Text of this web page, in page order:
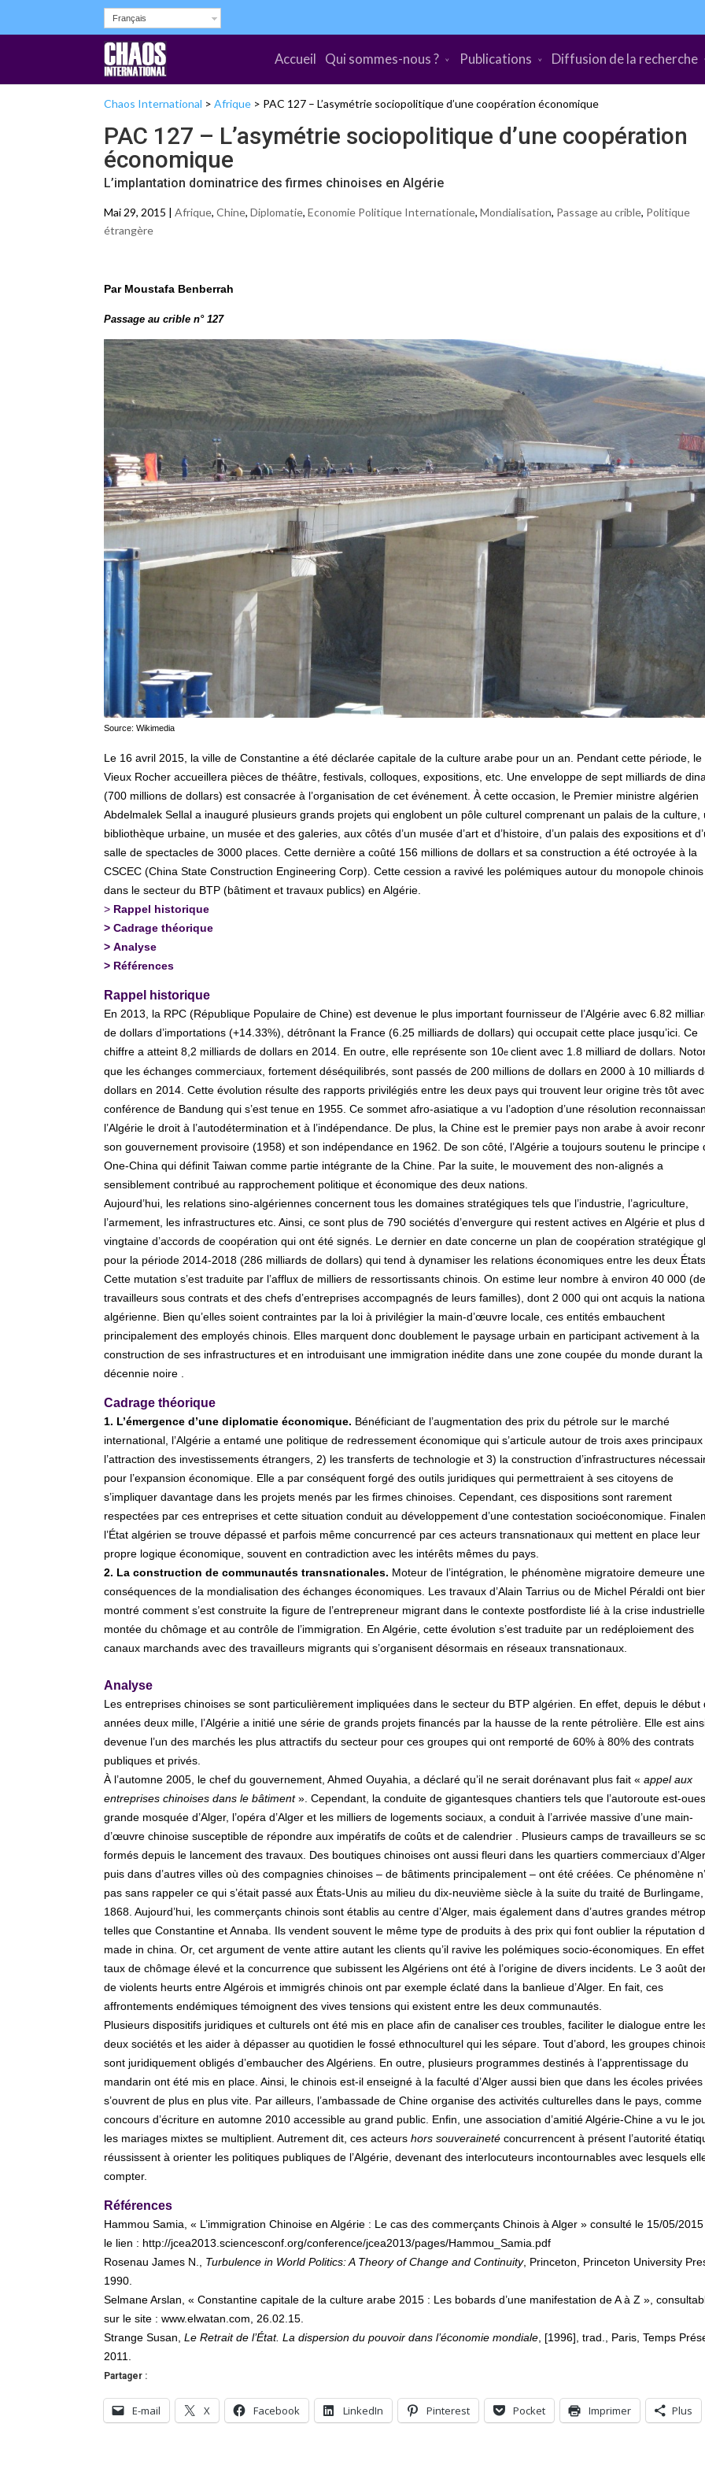
Français
Accueil Qui sommes-nous ? Publications Diffusion de la recherche
Chaos International > Afrique > PAC 127 – L’asymétrie sociopolitique d’une coopération économique
PAC 127 – L’asymétrie sociopolitique d’une coopération
économique
L’implantation dominatrice des firmes chinoises en Algérie
Mai 29, 2015 | Afrique, Chine, Diplomatie, Economie Politique Internationale, Mondialisation, Passage au crible, Politique
étrangère
Par Moustafa Benberrah
Passage au crible n° 127
Source: Wikimedia
Le 16 avril 2015, la ville de Constantine a été déclarée capitale de la culture arabe pour un an. Pendant cette période, le
Vieux Rocher accueillera pièces de théâtre, festivals, colloques, expositions, etc. Une enveloppe de sept milliards de
(700 millions de dollars) est consacrée à l’organisation de cet événement. À cette occasion, le Premier ministre algérien
Abdelmalek Sellal a inauguré plusieurs grands projets qui englobent un pôle culturel comprenant un palais de la culture,
bibliothèque urbaine, un musée et des galeries, aux côtés d’un musée d’art et d’histoire, d’un palais des expositions et
salle de spectacles de 3000 places. Cette dernière a coûté 156 millions de dollars et sa construction a été octroyée à la
CSCEC (China State Construction Engineering Corp). Cette cession a ravivé les polémiques autour du monopole chinois
dans le secteur du BTP (bâtiment et travaux publics) en Algérie.
> Rappel historique
> Cadrage théorique
> Analyse
> Références
Rappel historique
En 2013, la RPC (République Populaire de Chine) est devenue le plus important fournisseur de l’Algérie avec 6.82
de dollars d’importations (+14.33%), détrônant la France (6.25 milliards de dollars) qui occupait cette place jusqu’ici. Ce
chiffre a atteint 8,2 milliards de dollars en 2014. En outre, elle représente son 10e client avec 1.8 milliard de dollars.
que les échanges commerciaux, fortement déséquilibrés, sont passés de 200 millions de dollars en 2000 à 10 milliards
dollars en 2014. Cette évolution résulte des rapports privilégiés entre les deux pays qui trouvent leur origine très tôt
conférence de Bandung qui s’est tenue en 1955. Ce sommet afro-asiatique a vu l’adoption d’une résolution
l’Algérie le droit à l’autodétermination et à l’indépendance. De plus, la Chine est le premier pays non arabe à avoir
son gouvernement provisoire (1958) et son indépendance en 1962. De son côté, l’Algérie a toujours soutenu le principe
One-China qui définit Taiwan comme partie intégrante de la Chine. Par la suite, le mouvement des non-alignés a
sensiblement contribué au rapprochement politique et économique des deux nations.
Aujourd’hui, les relations sino-algériennes concernent tous les domaines stratégiques tels que l’industrie, l’agriculture,
l’armement, les infrastructures etc. Ainsi, ce sont plus de 790 sociétés d’envergure qui restent actives en Algérie et plus
vingtaine d’accords de coopération qui ont été signés. Le dernier en date concerne un plan de coopération stratégique
pour la période 2014-2018 (286 milliards de dollars) qui tend à dynamiser les relations économiques entre les deux États.
Cette mutation s’est traduite par l’afflux de milliers de ressortissants chinois. On estime leur nombre à environ 40 000
travailleurs sous contrats et des chefs d’entreprises accompagnés de leurs familles), dont 2 000 qui ont acquis la
algérienne. Bien qu’elles soient contraintes par la loi à privilégier la main-d’œuvre locale, ces entités embauchent
principalement des employés chinois. Elles marquent donc doublement le paysage urbain en participant activement à la
construction de ses infrastructures et en introduisant une immigration inédite dans une zone coupée du monde durant la
décennie noire .
Cadrage théorique
1. L’émergence d’une diplomatie économique. Bénéficiant de l’augmentation des prix du pétrole sur le marché
international, l’Algérie a entamé une politique de redressement économique qui s’articule autour de trois axes principaux
l’attraction des investissements étrangers, 2) les transferts de technologie et 3) la construction d’infrastructures
pour l’expansion économique. Elle a par conséquent forgé des outils juridiques qui permettraient à ses citoyens de
s’impliquer davantage dans les projets menés par les firmes chinoises. Cependant, ces dispositions sont rarement
respectées par ces entreprises et cette situation conduit au développement d’une contestation socioéconomique.
l’État algérien se trouve dépassé et parfois même concurrencé par ces acteurs transnationaux qui mettent en place leur
propre logique économique, souvent en contradiction avec les intérêts mêmes du pays.
2. La construction de communautés transnationales. Moteur de l’intégration, le phénomène migratoire demeure
conséquences de la mondialisation des échanges économiques. Les travaux d’Alain Tarrius ou de Michel Péraldi ont
montré comment s’est construite la figure de l’entrepreneur migrant dans le contexte postfordiste lié à la crise
montée du chômage et au contrôle de l’immigration. En Algérie, cette évolution s’est traduite par un redéploiement des
canaux marchands avec des travailleurs migrants qui s’organisent désormais en réseaux transnationaux.
Analyse
Les entreprises chinoises se sont particulièrement impliquées dans le secteur du BTP algérien. En effet, depuis le début
années deux mille, l’Algérie a initié une série de grands projets financés par la hausse de la rente pétrolière. Elle est
devenue l’un des marchés les plus attractifs du secteur pour ces groupes qui ont remporté de 60% à 80% des contrats
publiques et privés.
À l’automne 2005, le chef du gouvernement, Ahmed Ouyahia, a déclaré qu’il ne serait dorénavant plus fait « appel aux
entreprises chinoises dans le bâtiment». Cependant, la conduite de gigantesques chantiers tels que l’autoroute est-
grande mosquée d’Alger, l’opéra d’Alger et les milliers de logements sociaux, a conduit à l’arrivée massive d’une main-
d’œuvre chinoise susceptible de répondre aux impératifs de coûts et de calendrier . Plusieurs camps de travailleurs se
formés depuis le lancement des travaux. Des boutiques chinoises ont aussi fleuri dans les quartiers commerciaux d’Alger,
puis dans d’autres villes où des compagnies chinoises – de bâtiments principalement – ont été créées. Ce phénomène
pas sans rappeler ce qui s’était passé aux États-Unis au milieu du dix-neuvième siècle à la suite du traité de
1868. Aujourd’hui, les commerçants chinois sont établis au centre d’Alger, mais également dans d’autres grandes
telles que Constantine et Annaba. Ils vendent souvent le même type de produits à des prix qui font oublier la réputation
made in china. Or, cet argument de vente attire autant les clients qu’il ravive les polémiques socio-économiques. En
taux de chômage élevé et la concurrence que subissent les Algériens ont été à l’origine de divers incidents. Le 3 août
de violents heurts entre Algérois et immigrés chinois ont par exemple éclaté dans la banlieue d’Alger. En fait, ces
affrontements endémiques témoignent des vives tensions qui existent entre les deux communautés.
Plusieurs dispositifs juridiques et culturels ont été mis en place afin de canaliserces troubles, faciliter le dialogue entre
deux sociétés et les aider à dépasser au quotidien le fossé ethnoculturel qui les sépare. Tout d’abord, les groupes
sont juridiquement obligés d’embaucher des Algériens. En outre, plusieurs programmes destinés à l’apprentissage du
mandarin ont été mis en place. Ainsi, le chinois est-il enseigné à la faculté d’Alger aussi bien que dans les écoles privées
s’ouvrent de plus en plus vite. Par ailleurs, l’ambassade de Chine organise des activités culturelles dans le pays, comme
concours d’écriture en automne 2010 accessible au grand public. Enfin, une association d’amitié Algérie-Chine a vu le
les mariages mixtes se multiplient. Autrement dit, ces acteurs hors souveraineté concurrencent à présent l’autorité
réussissent à orienter les politiques publiques de l’Algérie, devenant des interlocuteurs incontournables avec lesquels
compter.
Références
Hammou Samia, « L’immigration Chinoise en Algérie : Le cas des commerçants Chinois à Alger » consulté le 15/05/
le lien : http://jcea2013.sciencesconf.org/conference/jcea2013/pages/Hammou_Samia.pdf
Rosenau James N., Turbulence in World Politics: A Theory of Change and Continuity, Princeton, Princeton University
1990.
Selmane Arslan, « Constantine capitale de la culture arabe 2015 : Les bobards d’une manifestation de A à Z »,
sur le site : www.elwatan.com, 26.02.15.
Strange Susan, Le Retrait de l’État. La dispersion du pouvoir dans l’économie mondiale , [1996], trad., Paris, Temps
2011.
Partager :
E-mail X Facebook LinkedIn Pinterest Pocket Imprimer Plus